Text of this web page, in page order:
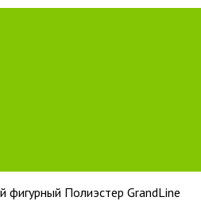
фигурный Полиэстер GrandLine